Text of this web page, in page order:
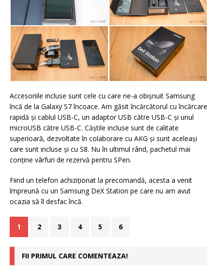
Accesoriile incluse sunt cele cu care ne-a obişnuit Samsung
încă de la Galaxy S7 încoace. Am găsit încărcătorul cu încărcare
rapidă şi cablul USB-C, un adaptor USB către USB-C şi unul
microUSB către USB-C. Căştile incluse sunt de calitate
superioară, dezvoltate în colaborare cu AKG şi sunt aceleaşi
care sunt incluse şi cu S8. Nu în ultimul rând, pachetul mai
conţine vârfuri de rezervă pentru SPen.
Fiind un telefon achiziţionat la precomandă, acesta a venit
împreună cu un Samsung DeX Station pe care nu am avut
ocazia să îl desfac încă.
1 2 3 4 5 6
FII PRIMUL CARE COMENTEAZA!